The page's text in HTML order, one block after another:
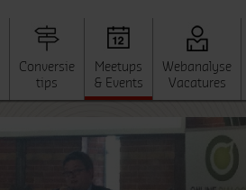
Conversie
tips
Meetups
& Events
Webanalyse
Vacatures